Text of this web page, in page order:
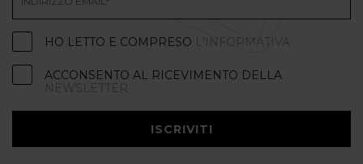
HO LETTO E COMPRESO L'INFORMATIVA
ACCONSENTO AL RICEVIMENTO DELLA
NEWSLETTER
ISCRIVITI